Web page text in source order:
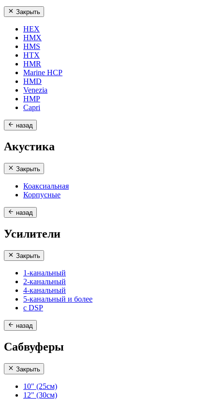
Закрыть
HEX
HMX
HMS
HTX
HMR
Marine HCP
HMD
Venezia
HMP
Capri
назад
Акустика
Закрыть
Коаксиальная
Корпусные
назад
Усилители
Закрыть
1-канальный
2-канальный
4-канальный
5-канальный и более
с DSP
назад
Сабвуферы
Закрыть
10" (25см)
12" (30см)